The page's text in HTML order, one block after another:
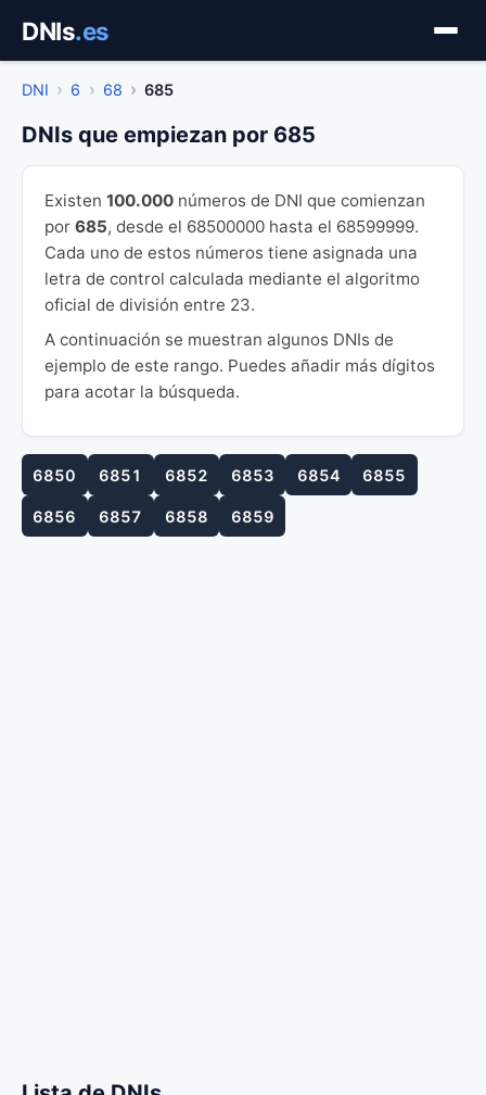
contenido
DNIs.es
DNI 6 68 685
DNIs que empiezan por 685
Existen 100.000 números de DNI que comienzan
por 685, desde el 68500000 hasta el 68599999.
Cada uno de estos números tiene asignada una
letra de control calculada mediante el algoritmo
oficial de división entre 23.
A continuación se muestran algunos DNIs de
ejemplo de este rango. Puedes añadir más dígitos
para acotar la búsqueda.
6850 6851 6852 6853 6854 6855
6856 6857 6858 6859